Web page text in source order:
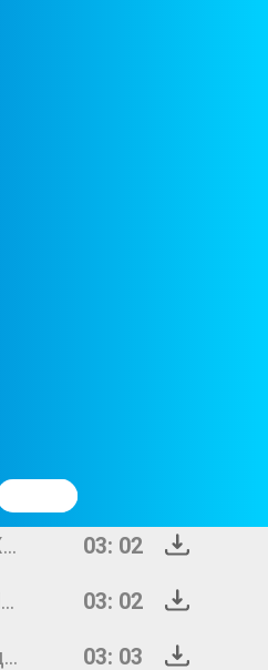
039.Семицветик - Планета детства
046.Идея FIX - Тимошка
03: 02
038.Sara-Soul & Sobol - Клуб
03: 02
045.Витя Будыло - Может это не любовь
03: 03